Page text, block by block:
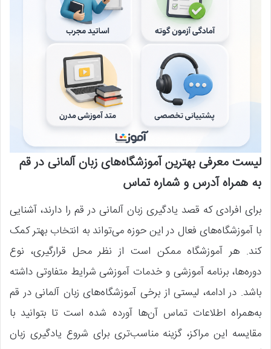
لیست معرفی بهترین آموزشگاه‌های زبان آلمانی در قم
به همراه آدرس و شماره تماس
برای افرادی که قصد یادگیری زبان آلمانی در قم را دارند، آشنایی
با آموزشگاه‌های فعال در این حوزه می‌تواند به انتخاب بهتر کمک
کند. هر آموزشگاه ممکن است از نظر محل قرارگیری، نوع
دوره‌ها، برنامه آموزشی و خدمات آموزشی شرایط متفاوتی داشته
باشد. در ادامه، لیستی از برخی آموزشگاه‌های زبان آلمانی در قم
به‌همراه اطلاعات تماس آن‌ها آورده شده است تا بتوانید با
مقایسه این مراکز، گزینه مناسب‌تری برای شروع یادگیری زبان